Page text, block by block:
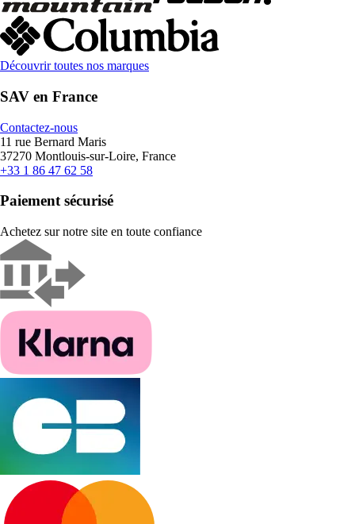
Découvrir toutes nos marques
SAV en France
Contactez-nous
11 rue Bernard Maris
37270 Montlouis-sur-Loire, France
+33 1 86 47 62 58
Paiement sécurisé
Achetez sur notre site en toute confiance